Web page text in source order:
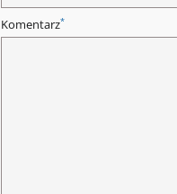
Komentarz*